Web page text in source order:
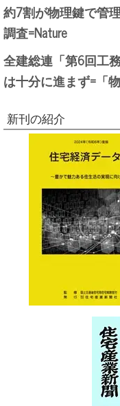
約7割が物理鍵で管
調査=Nature
全建総連「第6回工
は十分に進まず=「
新刊の紹介